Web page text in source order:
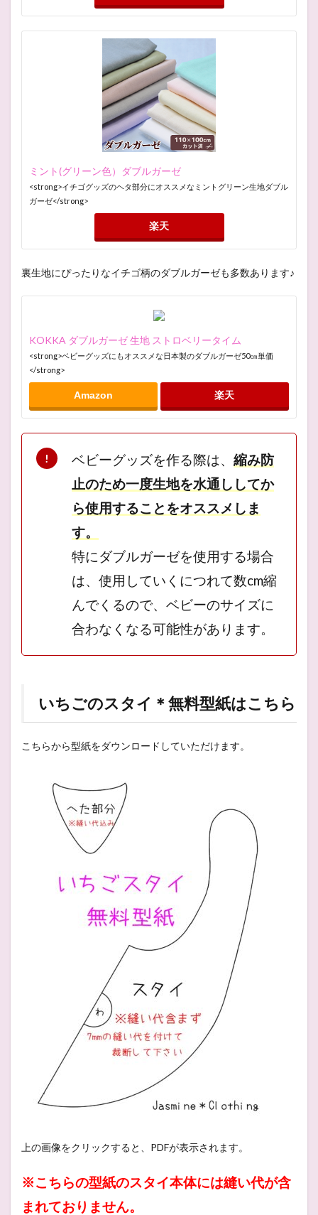
ミント(グリーン色）ダブルガーゼ
<strong>イチゴグッズのヘタ部分にオススメなミントグリーン生地ダブル
ガーゼ</strong>
楽天
裏生地にぴったりなイチゴ柄のダブルガーゼも多数あります♪
KOKKA ダブルガーゼ 生地 ストロベリータイム
<strong>ベビーグッズにもオススメな日本製のダブルガーゼ50㎝単価
</strong>
Amazon 楽天
ベビーグッズを作る際は、 縮み防
止のため一度生地を水通ししてか
ら使用することをオススメしま
す。
特にダブルガーゼを使用する場合
は、使用していくにつれて数cm縮
んでくるので、ベビーのサイズに
合わなくなる可能性があります。
いちごのスタイ＊無料型紙はこちら
こちらから型紙をダウンロードしていただけます。
上の画像をクリックすると、PDFが表示されます。
※こちらの型紙のスタイ本体には縫い代が含
まれておりません。